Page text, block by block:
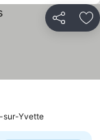
Partilhar
sur-Yvette